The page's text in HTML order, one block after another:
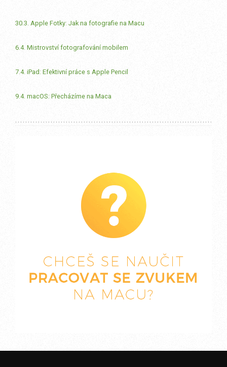
30.3. Apple Fotky: Jak na fotografie na Macu
6.4. Mistrovství fotografování mobilem
7.4. iPad: Efektivní práce s Apple Pencil
9.4. macOS: Přecházíme na Maca